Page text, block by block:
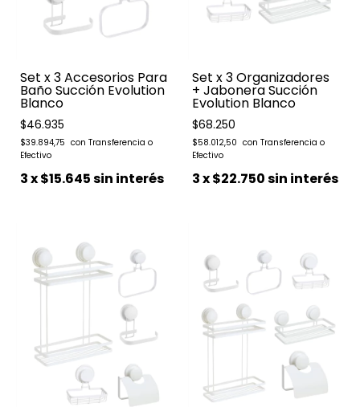
Set x 3 Accesorios Para
Baño Succión Evolution
Blanco
$46.935
$39.894,75
3x$15.645sin interés
Set x 3 Organizadores
+ Jabonera Succión
Evolution Blanco
$68.250
$58.012,50
3x$22.750sin interés